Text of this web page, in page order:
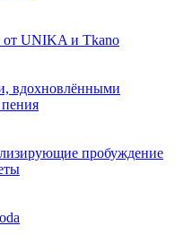
от UNIKA и Tkano
вдохновлёнными
пробуждение